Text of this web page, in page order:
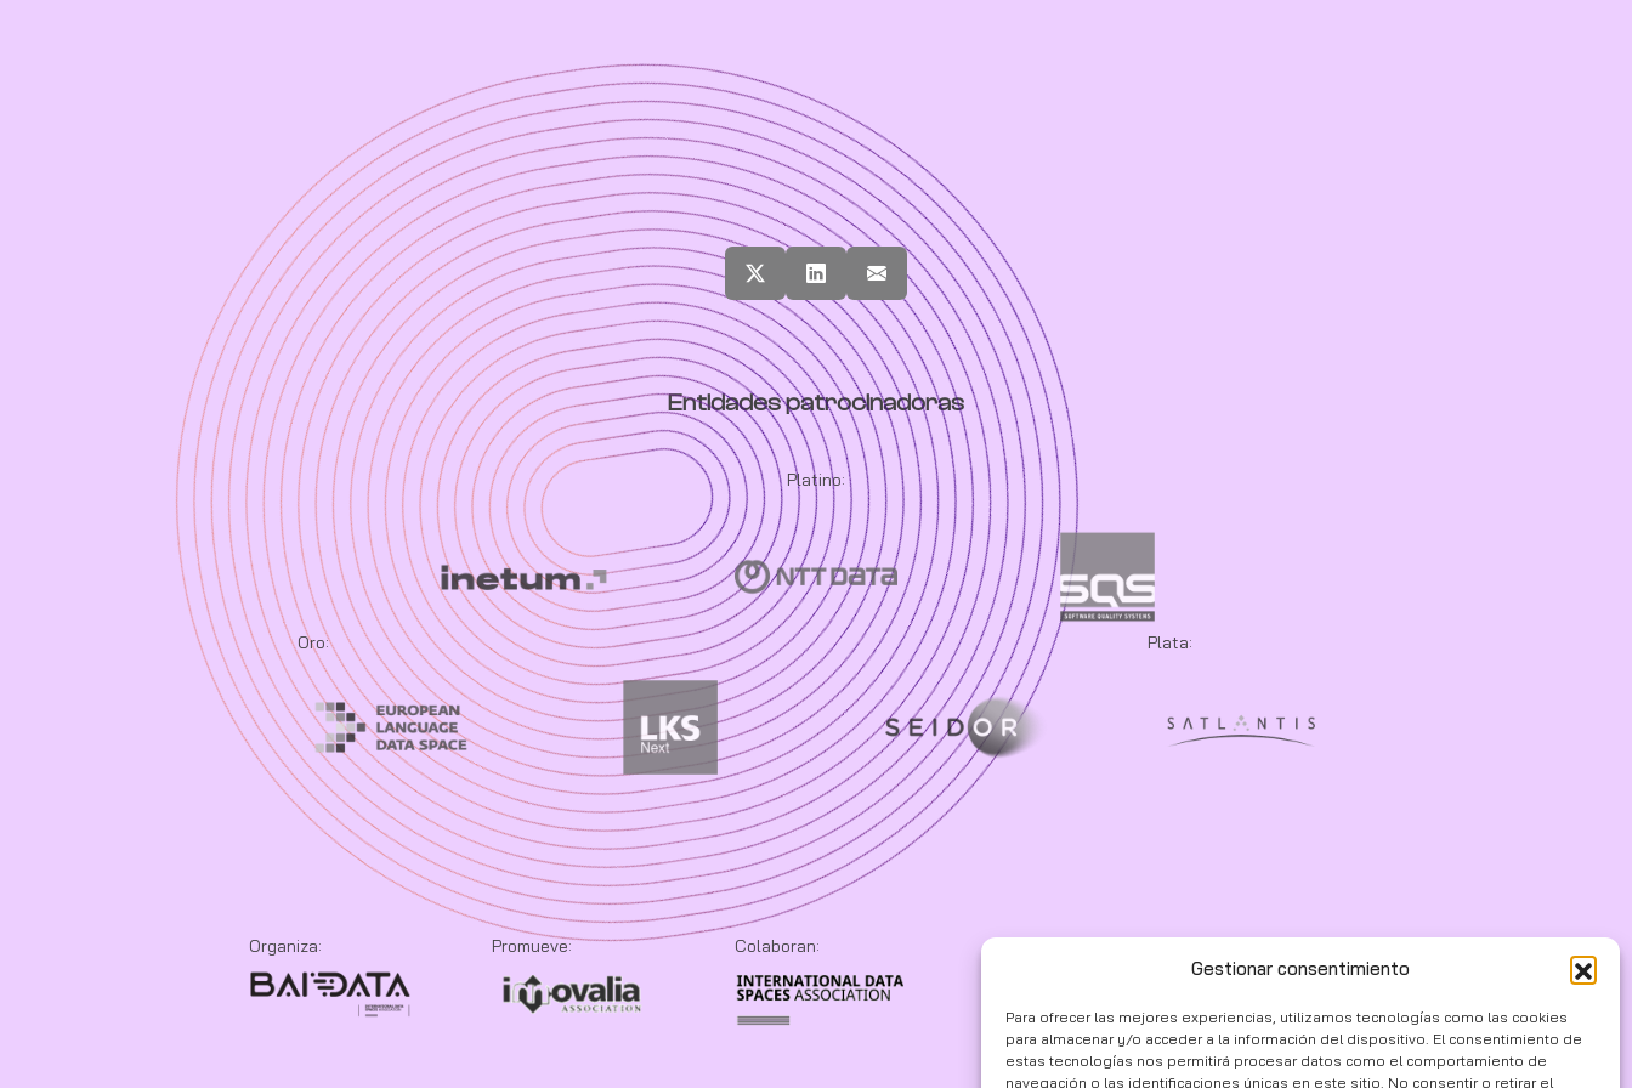
Gestionar consentimiento
Para ofrecer las mejores experiencias, utilizamos tecnologías como las cookies
para almacenar y/o acceder a la información del dispositivo. El consentimiento de
estas tecnologías nos permitirá procesar datos como el comportamiento de
navegación o las identificaciones únicas en este sitio. No consentir o retirar el
Entidades patrocinadoras
Platino:
Oro: Plata:
Organiza: Promueve: Colaboran: